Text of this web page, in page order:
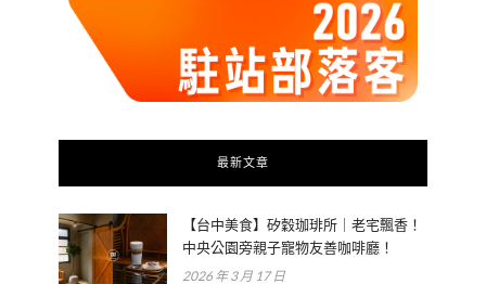
最新文章
【台中美食】矽穀珈琲所｜老宅飄香！
中央公園旁親子寵物友善咖啡廳！
2026 年 3 月 17 日